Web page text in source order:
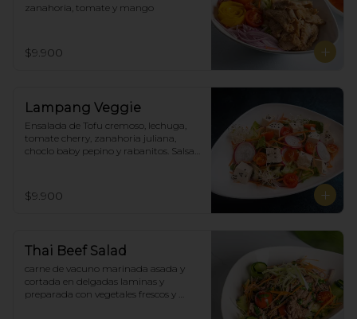
zanahoria, tomate y mango
$9.900
Lampang Veggie
Ensalada de Tofu cremoso, lechuga,
tomate cherry, zanahoria juliana,
choclo baby pepino y rabanitos. Salsa
$9.900
Thai Beef Salad
carne de vacuno marinada asada y
cortada en delgadas laminas y
preparada con vegetales frescos y